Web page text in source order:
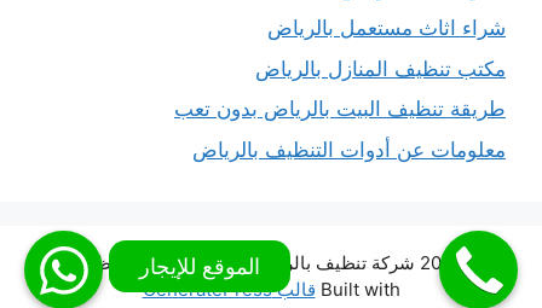
شراء اثاث مستعمل بالرياض
مكتب تنظيف المنازل بالرياض
طريقة تنظيف البيت بالرياض بدون تعب
معلومات عن أدوات التنظيف بالرياض
© 2026 شركة تنظيف بالرياض شركة المملكة للتنظيف
•
Built with قالب GeneratePress